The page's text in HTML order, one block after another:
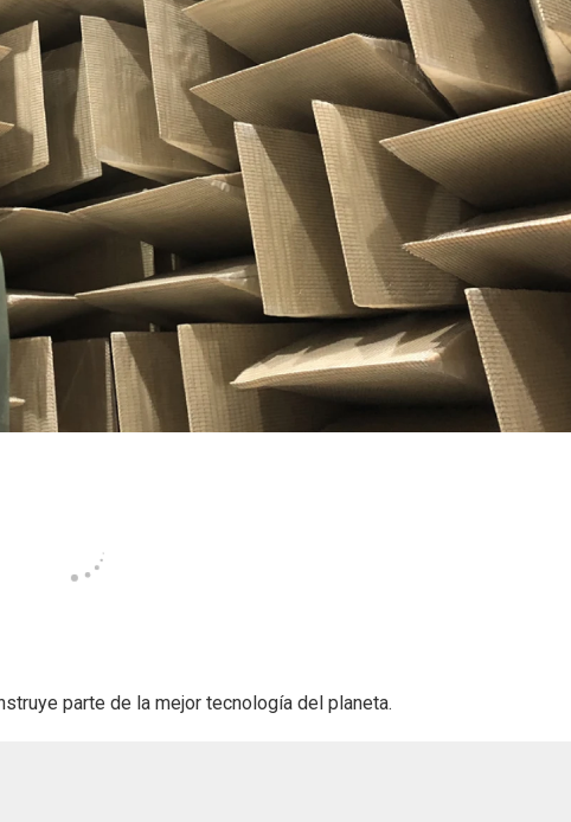
parte de la mejor tecnología del planeta.